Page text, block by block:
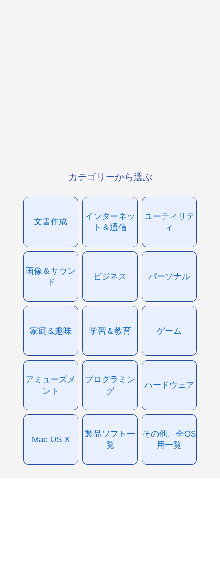
カテゴリーから選ぶ
文書作成
インターネッ
ト＆通信
ユーティリテ
ィ
画像＆サウン
ド
ビジネス パーソナル
家庭＆趣味 学習＆教育 ゲーム
アミューズメ
ント
プログラミン
グ
ハードウェア
Mac OS X
製品ソフト一
覧
その他、全OS
用一覧